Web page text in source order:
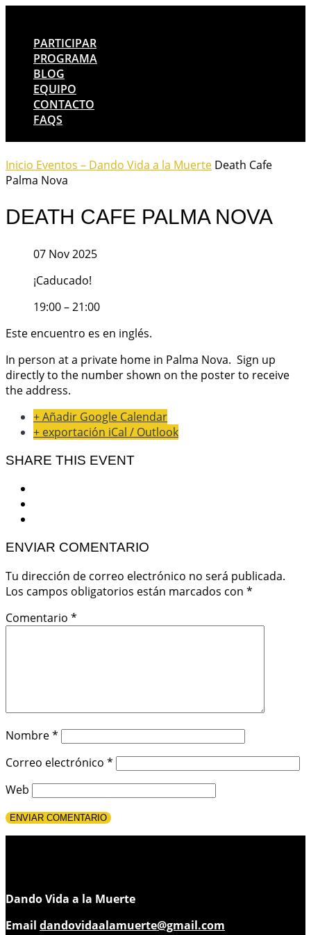
PARTICIPAR
PROGRAMA
BLOG
EQUIPO
CONTACTO
FAQS
Inicio Eventos – Dando Vida a la Muerte Death Cafe
Palma Nova
DEATH CAFE PALMA NOVA
07 Nov 2025
¡Caducado!
19:00 – 21:00
Este encuentro es en inglés.
In person at a private home in Palma Nova. Sign up
directly to the number shown on the poster to receive
the address.
+ Añadir Google Calendar
+ exportación iCal / Outlook
SHARE THIS EVENT
ENVIAR COMENTARIO
Tu dirección de correo electrónico no será publicada.
Los campos obligatorios están marcados con *
Comentario *
Nombre*
Correo electrónico *
Web
Dando Vida a la Muerte
Email dandovidaalamuerte@gmail.com